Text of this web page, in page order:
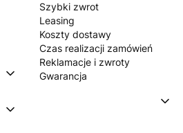
Szybki zwrot
Leasing
Koszty dostawy
Czas realizacji zamówień
Reklamacje i zwroty
Gwarancja